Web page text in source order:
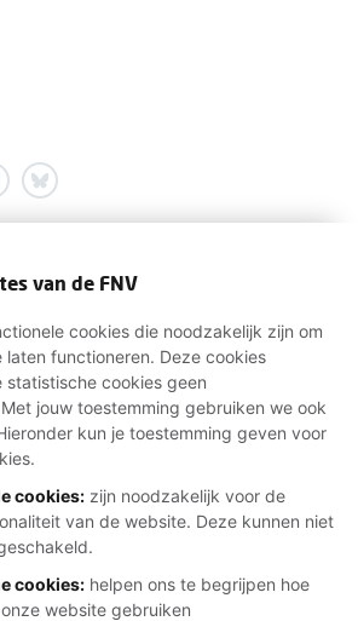
van de FNV
cookies die noodzakelijk zijn om
functioneren. Deze cookies
cookies geen
jouw toestemming gebruiken we ook
kun je toestemming geven voor
cookies: zijn noodzakelijk voor de
van de website. Deze kunnen niet
cookies: helpen ons te begrijpen hoe
website gebruiken